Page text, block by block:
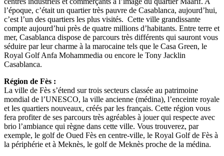
l’époque, c’était un quartier très pauvre de Casablanca, aujourd’hui,
c’est l’un des quartiers les plus visités. Cette ville grandissante
compte aujourd’hui près de quatre millions d’habitants. Entre terre et
mer, Casablanca dispose de parcours très différents qui sauront vous
séduire par leur charme à la marocaine tels que le Casa Green, le
Royal Golf Anfa Mohammedia ou encore le Tony Jacklin
Casablanca.
Région de Fès :
La ville de Fès s’étend sur trois secteurs classée au patrimoine
mondial de l’UNESCO, la ville ancienne (médina), l’enceinte royale
et les quartiers nouveaux, créés par les français. Cette région vous
fera profiter de ses parcours très agréables à jouer qui respecte avec
brio l’ambiance qui règne dans cette ville. Vous trouverez, par
exemple, le golf de Oued Fès en centre-ville, le Royal Golf de Fès à
la périphérie et à Meknès, le golf de Meknès proche de la médina.